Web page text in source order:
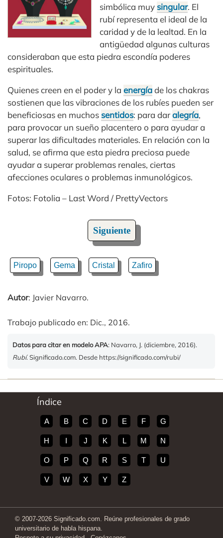
simbólica muy singular. El
rubí representa el ideal de la
caridad y de la lealtad. En la
antigüedad algunas culturas
consideraban que esta piedra escondía poderes
espirituales.
Quienes creen en el poder y la energíade los chakras
sostienen que las vibraciones de los rubíes pueden ser
beneficiosas en muchos sentidos: para daralegría,
para provocar un sueño placentero o para ayudar a
superar las dificultades materiales. En relación con la
salud, se afirma que esta piedra preciosa puede
ayudar a superar problemas renales, ciertas
afecciones oculares o problemas inmunológicos.
Fotos: Fotolia – Last Word / PrettyVectors
Siguiente
Piropo Gema Cristal Zafiro
Autor: Javier Navarro.
Trabajo publicado en: Dic., 2016.
Datos para citar en modelo APA: Navarro, J. (diciembre, 2016).
Rubí. Significado.com. Desde https://significado.com/rubi/
Índice
A B C D E F G
H I J K L M N
O P Q R S T U
V W X Y Z
© 2007-2026 Significado.com. Reúne profesionales de grado
universitario de habla hispana.